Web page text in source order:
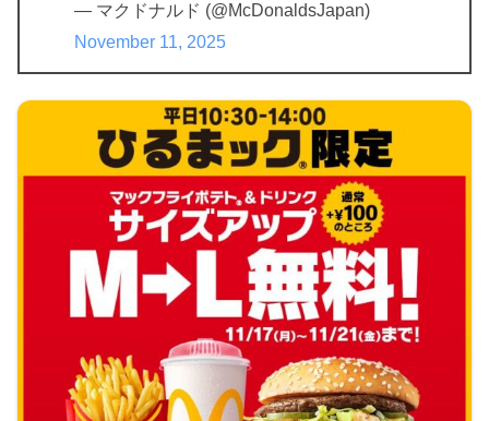
— マクドナルド (@McDonaldsJapan)
November 11, 2025